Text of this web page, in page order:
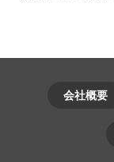
会社概要